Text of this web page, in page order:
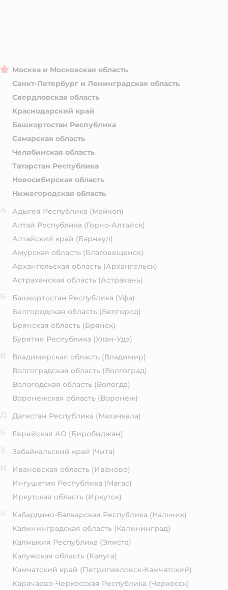
Москва и Московская область
Санкт-Петербург и Ленинградская область
Свердловская область
Краснодарский край
Башкортостан Республика
Самарская область
Челябинская область
Татарстан Республика
Новосибирская область
Нижегородская область
Адыгея Республика (Майкоп)
Алтай Республика (Горно-Алтайск)
Алтайский край (Барнаул)
Амурская область (Благовещенск)
Архангельская область (Архангельск)
Астраханская область (Астрахань)
Башкортостан Республика (Уфа)
Белгородская область (Белгород)
Брянская область (Брянск)
Бурятия Республика (Улан-Удэ)
Владимирская область (Владимир)
Волгоградская область (Волгоград)
Вологодская область (Вологда)
Воронежская область (Воронеж)
Дагестан Республика (Махачкала)
Еврейская АО (Биробиджан)
Забайкальский край (Чита)
Ивановская область (Иваново)
Ингушетия Республика (Магас)
Иркутская область (Иркутск)
Кабардино-Балкарская Республика (Нальчик)
Калининградская область (Калининград)
Калмыкия Республика (Элиста)
Калужская область (Калуга)
Камчатский край (Петропавловск-Камчатский)
Карачаево-Черкесская Республика (Черкесск)